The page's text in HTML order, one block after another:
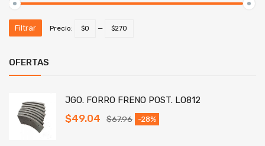
Filtrar Precio: $0 — $270
OFERTAS
JGO. FORRO FRENO POST. LO812
$67.96
$49.04 -28%